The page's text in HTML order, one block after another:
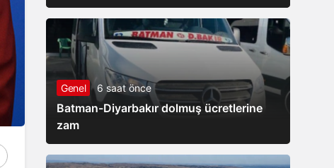
Genel 6 saat önce
Batman-Diyarbakır dolmuş ücretlerine
zam